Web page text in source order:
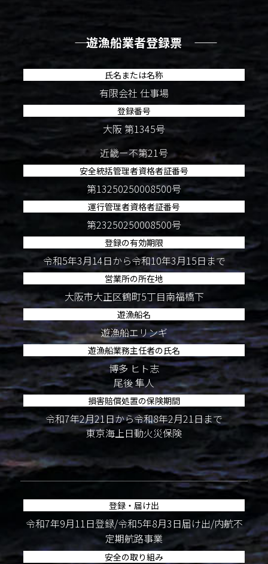
―― 遊漁船業者登録票 ――
氏名または名称
有限会社 仕事場
登録番号
大阪 第1345号
近畿ー不第21号
安全統括管理者資格者証番号
第13250250008500号
運行管理者資格者証番号
第23250250008500号
登録の有効期限
令和5年3月14日から令和10年3月15日まで
営業所の所在地
大阪市大正区鶴町5丁目南福橋下
遊漁船名
遊漁船エリンギ
遊漁船業務主任者の氏名
博多 ヒト志
尾後 隼人
損害賠償処置の保険期間
令和7年2月21日から令和8年2月21日まで
東京海上日動火災保険
登録・届け出
令和7年9月11日登録/令和5年8月3日届け出/内航不
定期航路事業
安全の取り組み